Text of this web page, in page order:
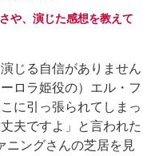
や、演じた感想を教えて
じる自信がありません
ロラ姫役の）エル・フ
に引っ張られてしまっ
夫ですよ」と言われた
ニングさんの芝居を見